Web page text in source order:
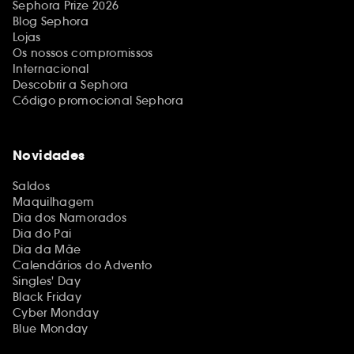
Sephora Prize 2026
Blog Sephora
Lojas
Os nossos compromissos
Internacional
Descobrir a Sephora
Código promocional Sephora
Novidades
Saldos
Maquilhagem
Dia dos Namorados
Dia do Pai
Dia da Mãe
Calendários do Advento
Singles' Day
Black Friday
Cyber Monday
Blue Monday